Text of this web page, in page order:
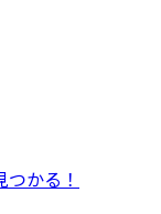
かる！